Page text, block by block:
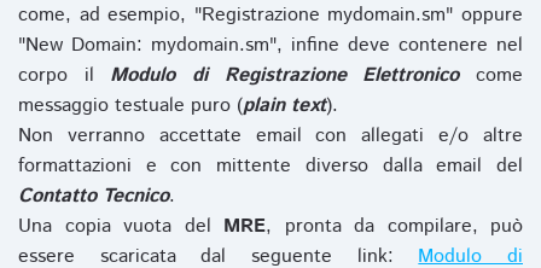
come, ad esempio, "Registrazione mydomain.sm" oppure
"New Domain: mydomain.sm", infine deve contenere nel
corpo il Modulo di Registrazione Elettronicocome
messaggio testuale puro (plain text).
Non verranno accettate email con allegati e/o altre
formattazioni e con mittente diverso dalla email del
Contatto Tecnico.
Una copia vuota del MRE, pronta da compilare, può
essere scaricata dal seguente link:Modulo di